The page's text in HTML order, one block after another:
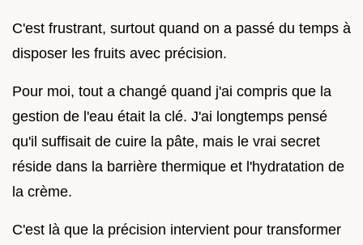
C'est frustrant, surtout quand on a passé du temps à
disposer les fruits avec précision.
Pour moi, tout a changé quand j'ai compris que la
gestion de l'eau était la clé. J'ai longtemps pensé
qu'il suffisait de cuire la pâte, mais le vrai secret
réside dans la barrière thermique et l'hydratation de
la crème.
C'est là que la précision intervient pour transformer